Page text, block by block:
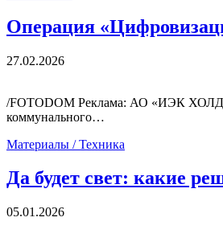
Операция
27.02.2026
/FOTODOM Реклама: АО «ИЭК
коммунального…
Материалы / Техника
Да будет свет: какие
05.01.2026